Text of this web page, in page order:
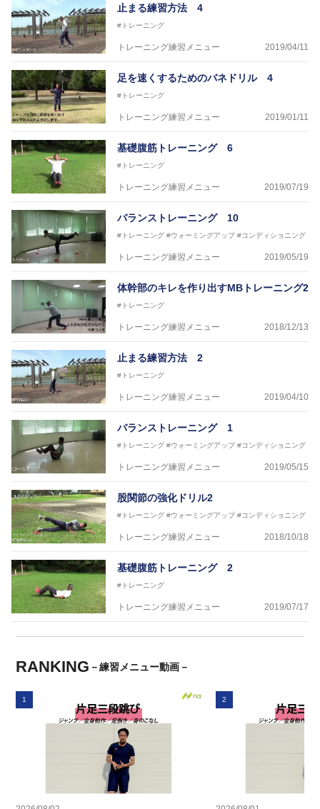
止まる練習方法 4
#トレーニング
トレーニング練習メニュー 2019/04/11
足を速くするためのバネドリル 4
#トレーニング
トレーニング練習メニュー 2019/01/11
基礎腹筋トレーニング 6
#トレーニング
トレーニング練習メニュー 2019/07/19
バランストレーニング 10
#トレーニング #ウォーミングアップ #コンディショニング
トレーニング練習メニュー 2019/05/19
体幹部のキレを作り出すMBトレーニング2
#トレーニング
トレーニング練習メニュー 2018/12/13
止まる練習方法 2
#トレーニング
トレーニング練習メニュー 2019/04/10
バランストレーニング 1
#トレーニング #ウォーミングアップ #コンディショニング
トレーニング練習メニュー 2019/05/15
股関節の強化ドリル2
#トレーニング #ウォーミングアップ #コンディショニング
トレーニング練習メニュー 2018/10/18
基礎腹筋トレーニング 2
#トレーニング
トレーニング練習メニュー 2019/07/17
RANKING －練習メニュー動画－
1 2